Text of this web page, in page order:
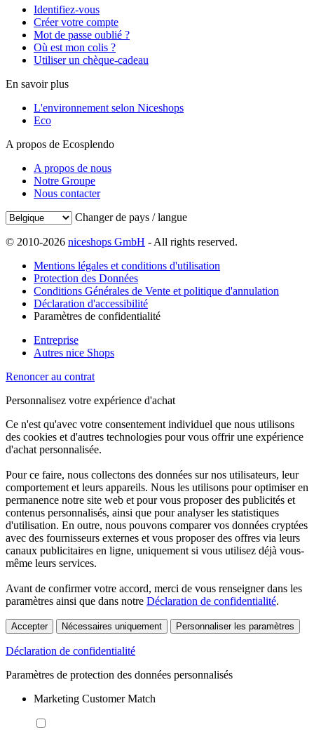
Identifiez-vous
Créer votre compte
Mot de passe oublié ?
Où est mon colis ?
Utiliser un chèque-cadeau
En savoir plus
L'environnement selon Niceshops
Eco
A propos de Ecosplendo
A propos de nous
Notre Groupe
Nous contacter
Changer de pays / langue
© 2010-2026 niceshops GmbH - All rights reserved.
Mentions légales et conditions d'utilisation
Protection des Données
Conditions Générales de Vente et politique d'annulation
Déclaration d'accessibilité
Paramètres de confidentialité
Entreprise
Autres nice Shops
Renoncer au contrat
Personnalisez votre expérience d'achat
Ce n'est qu'avec votre consentement individuel que nous utilisons
des cookies et d'autres technologies pour vous offrir une expérience
d'achat personnalisée.
Pour ce faire, nous collectons des données sur nos utilisateurs, leur
comportement et leurs appareils. Nous les utilisons pour optimiser en
permanence notre site web et pour vous proposer des publicités et
contenus personnalisés, ainsi que pour analyser les statistiques
d'utilisation. En outre, nous pouvons comparer vos données cryptées
avec des fournisseurs externes et vous proposer des offres via leurs
canaux publicitaires en ligne, uniquement si vous utilisez déjà vous-
même leurs services.
Avant de confirmer votre accord, merci de vous renseigner dans les
paramètres ainsi que dans notre Déclaration de confidentialité.
Accepter Nécessaires uniquement Personnaliser les paramètres
Déclaration de confidentialité
Paramètres de protection des données personnalisés
Marketing Customer Match